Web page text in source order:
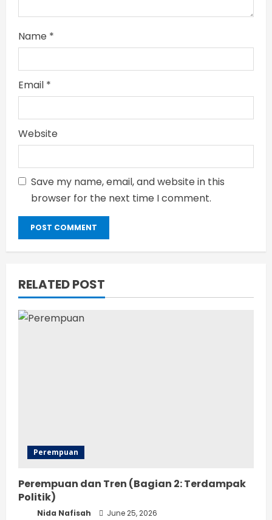
Name *
Email *
Website
Save my name, email, and website in this
browser for the next time I comment.
RELATED POST
Perempuan
Perempuan dan Tren (Bagian 2: Terdampak
Politik)
Nida Nafisah June 25, 2026